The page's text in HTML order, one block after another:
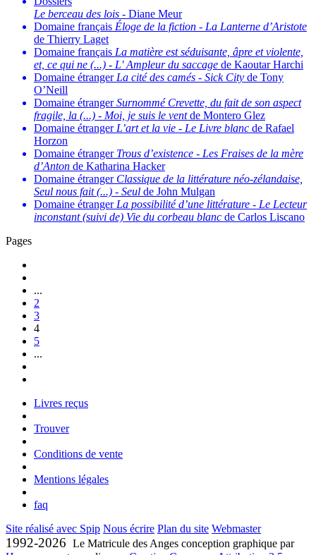
Le berceau des lois - Diane Meur
Domaine français Éloge de la fiction - La Lanterne d’Aristote
de Thierry Laget
Domaine français La matière est séduisante, âpre et violente,
et, ce qui ne (...) - L' Ampleur du saccage de Kaoutar Harchi
Domaine étrangerLa cité des camés - Sick City de Tony
O’Neill
Domaine étrangerSurnommé Crevette, du fait de son aspect
fragile, la (...) - Moi, je suis le ventde Montero Glez
Domaine étrangerL’art et la vie - Le Livre blanc de Rafael
Horzon
Domaine étranger Trous d’existence - Les Fraises de la mère
d’Anton de Katharina Hacker
Domaine étranger Classique de la littérature néo-zélandaise,
Seul nous fait (...) - Seul de John Mulgan
Domaine étrangerLa possibilité d’une littérature - Le Lecteur
inconstant (suivi de) Vie du corbeau blanc de Carlos Liscano
Pages
...
2
3
4
5
...
Livres reçus
Trouver
Conditions de vente
Mentions légales
faq
Site réalisé avec Spip Nous écrire Plan du site Webmaster
1992-2026 Le Matricule des Anges conception graphique par